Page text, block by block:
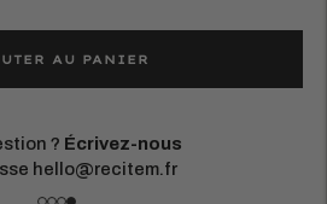
AU PANIER
? Écrivez-nous
hello@recitem.fr